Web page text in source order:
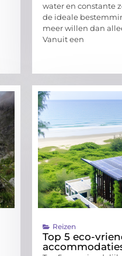
water en constante
de ideale
meer willen dan
Vanuit een
Reizen
Top 5 eco-